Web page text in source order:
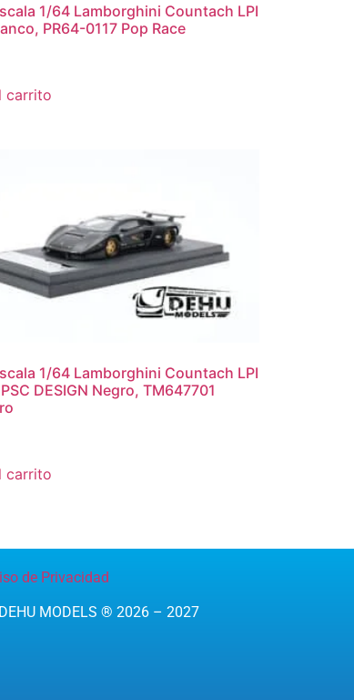
1/64 Lamborghini Countach LPI
PR64-0117 Pop Race
carrito
1/64 Lamborghini Countach LPI
DESIGN Negro, TM647701
carrito
de Privacidad
MODELS ® 2026 – 2027